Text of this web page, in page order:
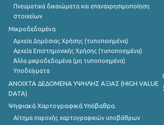
Πνευματικά δικαιώματα και επαναχρησιμοποίηση
στοιχείων
Μικροδεδομένα
Αρχεία Δημόσιας Χρήσης (τυποποιημένα)
Αρχεία Επιστημονικής Χρήσης (τυποποιημένα)
Άλλα μικροδεδομένα (μη τυποποιημένα)
Υποδείγματα
ANOIXTA ΔΕΔΟΜΕΝΑ ΥΨΗΛΗΣ ΑΞΙΑΣ (HIGH VALUE
DATA)
Ψηφιακά Χαρτογραφικά Υπόβαθρα
Αίτημα παροχής χαρτογραφικών υποβάθρων